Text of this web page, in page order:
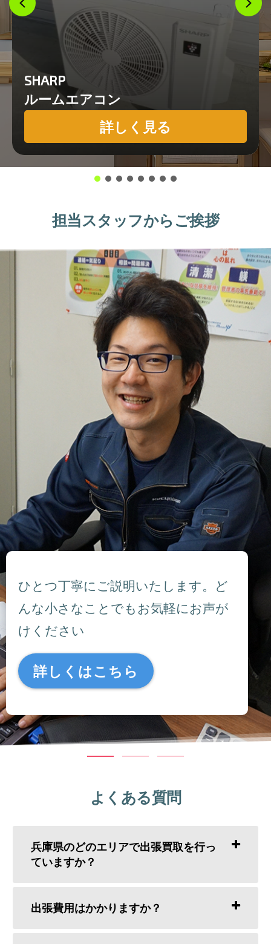
SHARP
ルームエアコン
詳しく見る
担当スタッフからご挨拶
ひとつ丁寧にご説明いたします。ど
んな小さなことでもお気軽にお声が
けください
詳しくはこちら
よくある質問
兵庫県のどのエリアで出張買取を行っ
ていますか？
出張費用はかかりますか？